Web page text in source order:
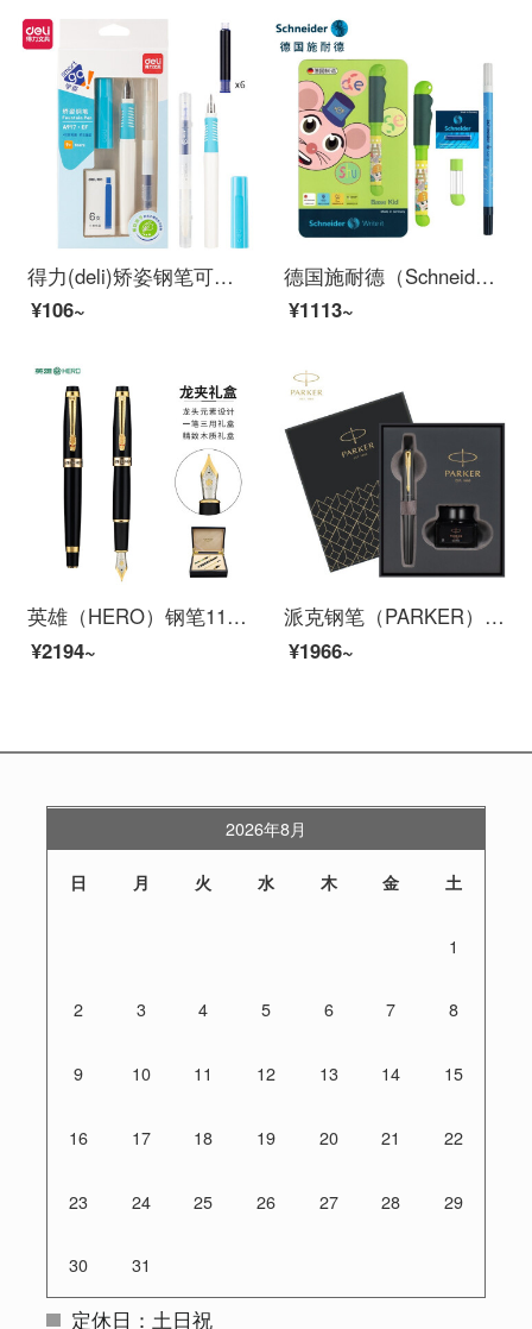
得力(deli)矫姿钢笔可擦复写笔套装 学生正姿练字笔套装EF明尖 附可擦纯蓝墨囊6支
¥106~
德国施耐德（Schneider）儿童成长钢笔练字长短杆BASE Kid学生用套装配改错笔EF尖工科鼠绿162834
¥1113~
英雄（HERO）钢笔1111黑色（1+2）铱金钢笔组合套墨水笔龙夹明尖
¥2194~
派克钢笔（PARKER）派克威雅XL墨水礼盒 签字笔商务送礼 学生钢笔练字 生日礼物 礼品笔免费刻字 威雅XL经典黑金夹墨水笔+礼盒
¥1966~
2026年8月
日 月 火 水 木 金 土
1
2 3 4 5 6 7 8
9 10 11 12 13 14 15
16 17 18 19 20 21 22
23 24 25 26 27 28 29
30 31
定休日：土日祝